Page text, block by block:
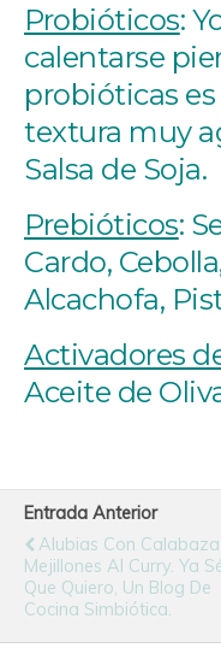
Probióticos:
calentarse
probióticas
textura muy
Salsa de Soja.
Prebióticos:
Cardo,
Alcachofa,
Activadores
Aceite de
Entrada Anterior
Alubias Con
Mejillones Al Curry. Ya
Que Quiero, Un Blog De
Cocina Simbiótica.